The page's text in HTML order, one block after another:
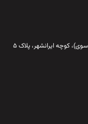
کوچه ایرانشهر، پلاک ۵